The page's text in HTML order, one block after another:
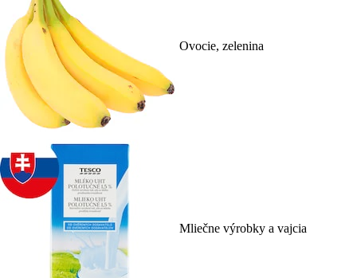
Ovocie, zelenina
Mliečne výrobky a vajcia